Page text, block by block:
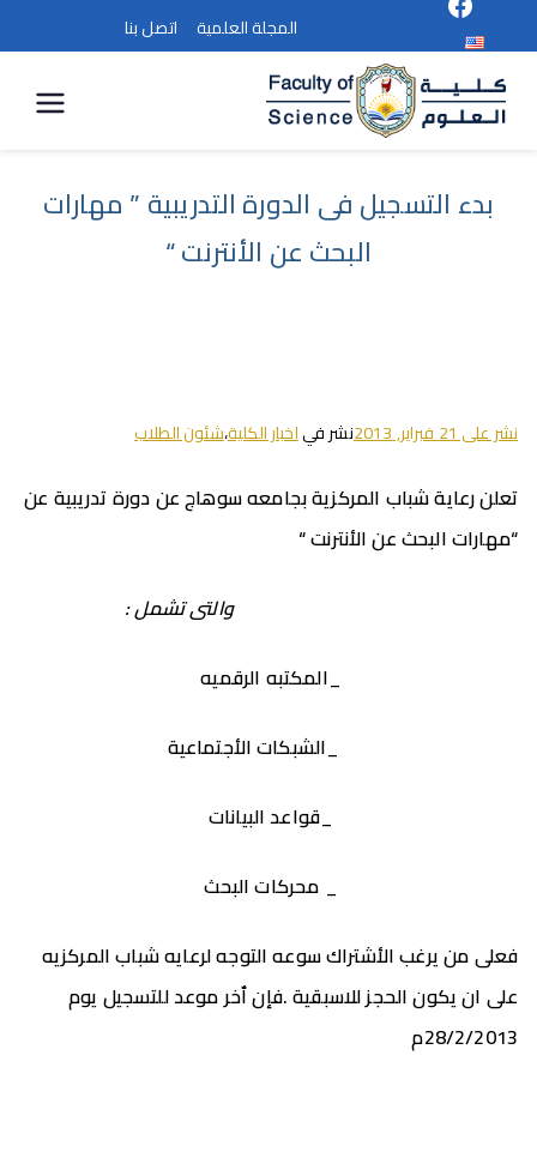
المجلة العلمية اتصل بنا
العلوم
بدء التسجيل فى الدورة التدريبية ” مهارات
البحث عن الأنترنت “
نشر على21 فبراير, 2013 نشر فياخبار الكلية،شئون الطلاب
تعلن رعاية شباب المركزية بجامعه سوهاج عن دورة تدريبية عن
“مهارات البحث عن الأنترنت “
والتى تشمل :
_المكتبه الرقميه
_الشبكات الأجتماعية
_قواعد البيانات
_ محركات البحث
فعلى من يرغب الأشتراك سوعه التوجه لرعايه شباب المركزيه
على ان يكون الحجز للاسبقية .فإن اٌخر موعد للتسجيل يوم
28/2/2013م